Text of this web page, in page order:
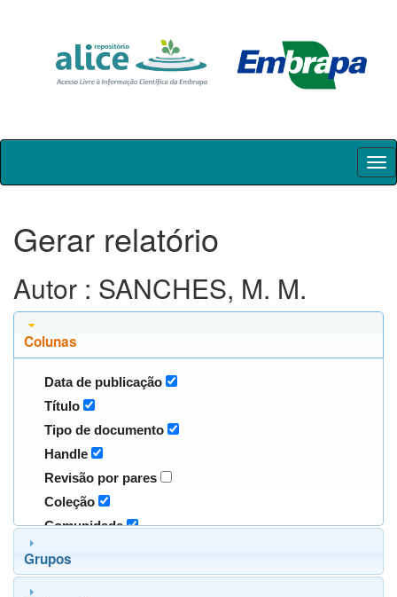
Skip
Gerar relatório
Autor : SANCHES, M. M.
Colunas
Data de publicação
Título
Tipo de documento
Handle
Revisão por pares
Coleção
Comunidade
Grupos